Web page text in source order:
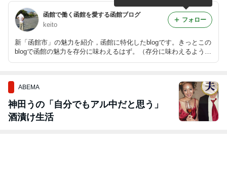
函館で働く函館を愛する函館ブログ
keito
新「函館市」の魅力を紹介，函館に特化したblogです。きっとこの
blogで函館の魅力を存分に味わえるはず。（存分に味わえるよう努
力します）
フォロー
ABEMA
神田うの「自分でもアル中だと思う」
酒漬け生活